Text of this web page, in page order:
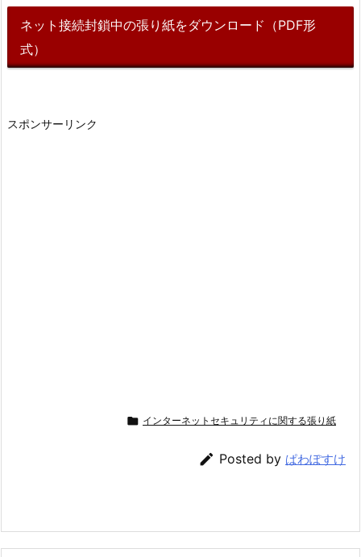
ネット接続封鎖中の張り紙をダウンロード（PDF形
式）
スポンサーリンク
 インターネットセキュリティに関する張り紙
 Posted by ぱわぽすけ